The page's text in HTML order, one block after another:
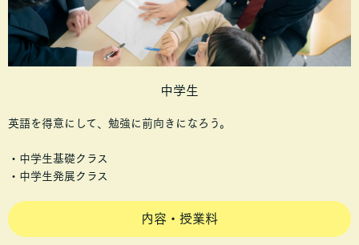
中学生
英語を得意にして、勉強に前向きになろう。
・中学生基礎クラス
・中学生発展クラス
内容・授業料